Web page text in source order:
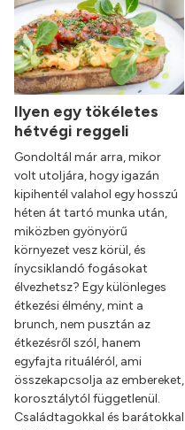
Ilyen egy tökéletes
hétvégi reggeli
Gondoltál már arra, mikor
volt utoljára, hogy igazán
kipihentél valahol egy hosszú
héten át tartó munka után,
miközben gyönyörű
környezet vesz körül, és
ínycsiklandó fogásokat
élvezhetsz? Egy különleges
étkezési élmény, mint a
brunch, nem pusztán az
étkezésről szól, hanem
egyfajta rituáléról, ami
összekapcsolja az embereket,
korosztálytól függetlenül.
Családtagokkal és barátokkal